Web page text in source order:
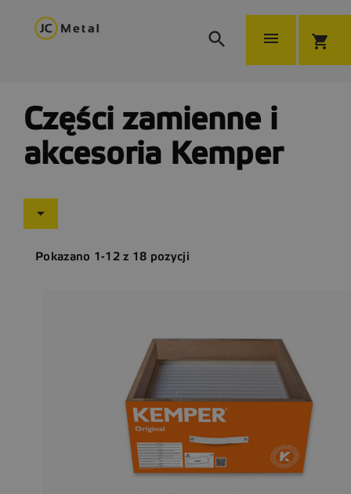
  shopping_cart
Części zamienne i
akcesoria Kemper

Pokazano 1-12 z 18 pozycji